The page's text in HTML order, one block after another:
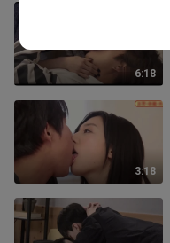
6:18
3:18